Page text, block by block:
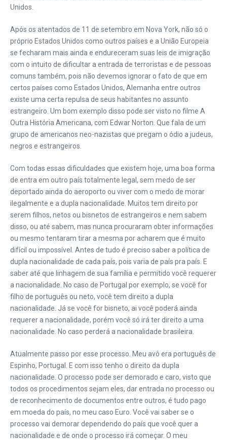
Unidos.
Após os atentados de 11 de setembro em Nova York, não só o
próprio Estados Unidos como outros países e a União Europeia
se fecharam mais ainda e endureceram suas leis de imigração
com o intuito de dificultar a entrada de terroristas e de pessoas
comuns também, pois não devemos ignorar o fato de que em
certos países como Estados Unidos, Alemanha entre outros
existe uma certa repulsa de seus habitantes no assunto
estrangeiro. Um bom exemplo disso pode ser visto no filme A
Outra História Americana, com Edwar Norton. Que fala de um
grupo de americanos neo-nazistas que pregam o ódio a judeus,
negros e estrangeiros.
Com todas essas dificuldades que existem hoje, uma boa forma
de entra em outro país totalmente legal, sem medo de ser
deportado ainda do aeroporto ou viver com o medo de morar
ilegalmente e a dupla nacionalidade. Muitos tem direito por
serem filhos, netos ou bisnetos de estrangeiros e nem sabem
disso, ou até sabem, mas nunca procuraram obter informações
ou mesmo tentaram tirar a mesma por acharem que é muito
difícil ou impossível. Antes de tudo é preciso saber a política de
dupla nacionalidade de cada país, pois varia de país pra país. E
saber até que linhagem de sua família e permitido você requerer
a nacionalidade. No caso de Portugal por exemplo, se você for
filho de português ou neto, você tem direito a dupla
nacionalidade. Já se você for bisneto, ai você poderá ainda
requerer a nacionalidade, porém você só irá ter direito a uma
nacionalidade. No caso perderá a nacionalidade brasileira.
Atualmente passo por esse processo. Meu avô era português de
Espinho, Portugal. E com isso tenho o direito da dupla
nacionalidade. O processo pode ser demorado e caro, visto que
todos os procedimentos sejam eles, dar entrada no processo ou
de reconhecimento de documentos entre outros, é tudo pago
em moeda do país, no meu caso Euro. Você vai saber se o
processo vai demorar dependendo do país que você quer a
nacionalidade e de onde o processo irá começar. O meu